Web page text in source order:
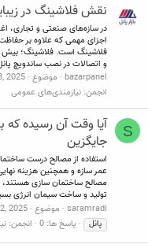
نقش فلاشینگ در
در سازه‌های صنعتی و تجاری،
اجزای مهمی که علاوه بر
فلاشینگ است. فلاشینگ؛ بیش
و اتصالات در نصب ساندویچ
bazarpanel موضوع 2025
انجمن: نیازمندی‌های عمومی
S
آیا وقت آن رسیده
جایگزین
استفاده از مصالح درست
عمر سازه و همچنین هزینه
مصالح ساختمان سازی هستند،
تولید و ساخت سیمان انرژی
saramradi موضوع 2025
پانل
پاسخ ها: 0 انجمن: